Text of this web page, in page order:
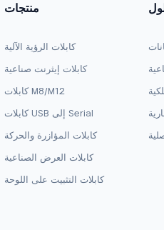
منتجات
كابلات الرؤية الآلية
كابلات إيثرنت صناعية
كابلات M8/M12
كابلات USB إلى Serial
كابلات المؤازرة والحركة
كابلات العرض الصناعية
كابلات التثبيت على اللوحة